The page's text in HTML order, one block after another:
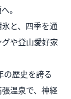
。
と、四季を通
や登山愛好家
の歴史を誇る
温泉で、神経